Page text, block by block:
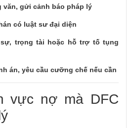
văn, gửi cảnh báo pháp lý
có luật sư đại diện
trọng tài hoặc hỗ trợ tố tụng
án, yêu cầu cưỡng chế nếu cần
vực nợ mà DFC